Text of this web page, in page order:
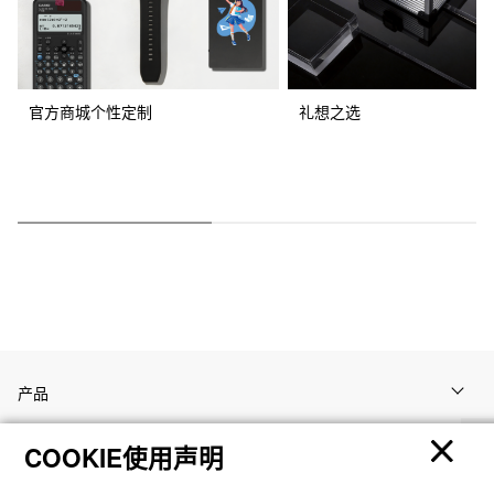
官方商城个性定制 礼想之选
产品
客户支持
COOKIE使用声明